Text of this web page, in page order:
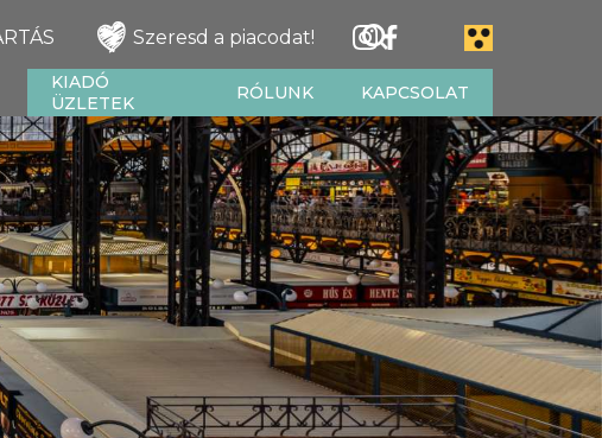
Szeresd a piacodat!
KIADÓ
ÜZLETEK
RÓLUNK KAPCSOLAT